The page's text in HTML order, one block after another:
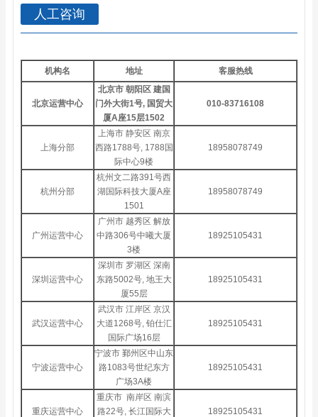
人工咨询
机构名 地址 客服热线
北京运营中心
北京市 朝阳区 建国
门外大街1号, 国贸大
厦A座15层1502
010-83716108
上海分部
上海市 静安区 南京
西路1788号, 1788国
际中心9楼
18958078749
杭州分部
杭州文二路391号西
湖国际科技大厦A座
1501
18958078749
广州运营中心
广州市 越秀区 解放
中路306号中曦大厦
3楼
18925105431
深圳运营中心
深圳市 罗湖区 深南
东路5002号, 地王大
厦55层
18925105431
武汉运营中心
武汉市 江岸区 京汉
大道1268号, 铂仕汇
国际广场16层
18925105431
宁波运营中心
宁波市 鄞州区中山东
路1083号世纪东方
广场3A楼
18925105431
重庆运营中心
重庆市 南岸区 南滨
路22号, 长江国际大
18925105431